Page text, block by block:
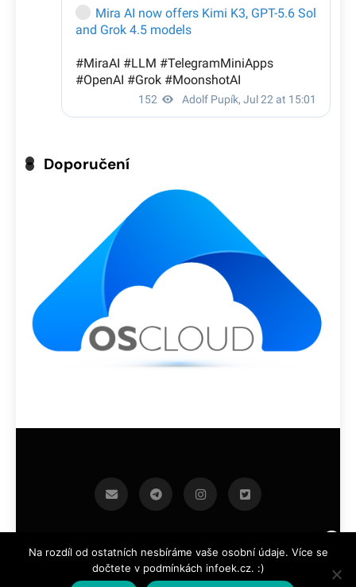
Doporučení
infoek.cz 2026.Developed By BlazeThemes .
Na rozdíl od ostatních nesbíráme vaše osobní údaje. Více se
dočtete v podmínkách infoek.cz. :)